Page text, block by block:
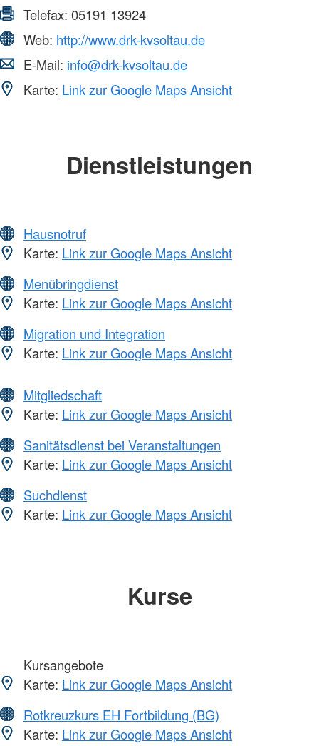
Telefax: 05191 13924
Web: http://www.drk-kvsoltau.de
E-Mail: info@drk-kvsoltau.de
Karte: Link zur Google Maps Ansicht
Dienstleistungen
Hausnotruf
Karte: Link zur Google Maps Ansicht
Menübringdienst
Karte: Link zur Google Maps Ansicht
Migration und Integration
Karte: Link zur Google Maps Ansicht
Mitgliedschaft
Karte: Link zur Google Maps Ansicht
Sanitätsdienst bei Veranstaltungen
Karte: Link zur Google Maps Ansicht
Suchdienst
Karte: Link zur Google Maps Ansicht
Kurse
Kursangebote
Karte: Link zur Google Maps Ansicht
Rotkreuzkurs EH Fortbildung (BG)
Karte: Link zur Google Maps Ansicht